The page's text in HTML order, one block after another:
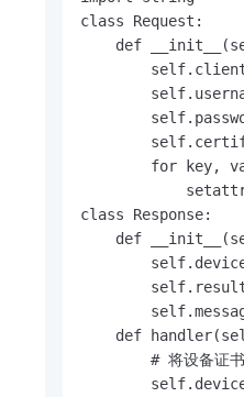
class Request:
def
for key,
class Response:
def
def
# 将设备证